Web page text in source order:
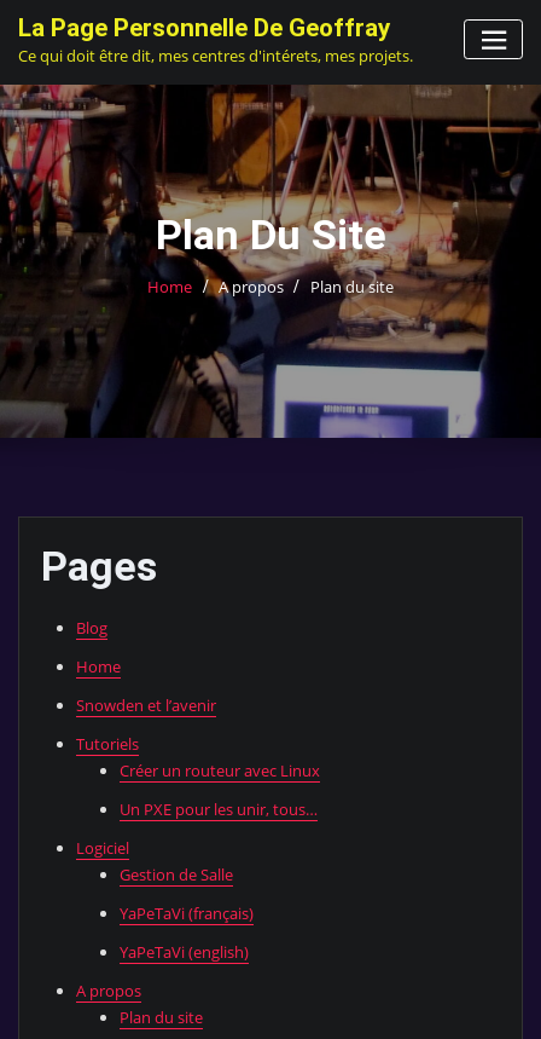
content
La Page Personnelle De Geoffray
Ce qui doit être dit, mes centres d'intérets, mes projets.
Plan Du Site
Home A propos Plan du site
Pages
Blog
Home
Snowden et l’avenir
Tutoriels
Créer un routeur avec Linux
Un PXE pour les unir, tous…
Logiciel
Gestion de Salle
YaPeTaVi (français)
YaPeTaVi (english)
A propos
Plan du site